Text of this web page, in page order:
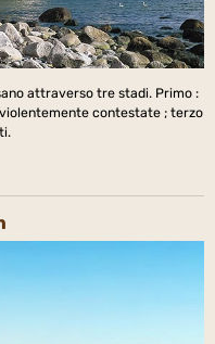
attraverso tre stadi. Primo :
contestate ; terzo